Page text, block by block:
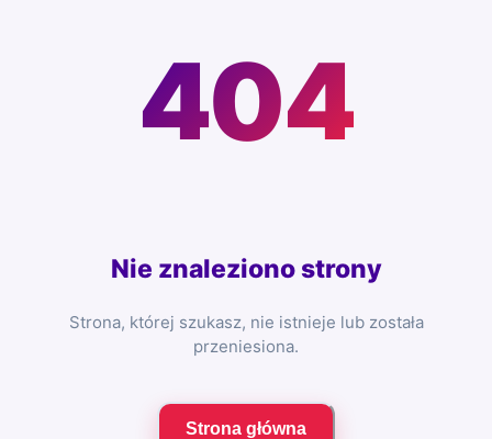
404
Nie znaleziono strony
Strona, której szukasz, nie istnieje lub została
przeniesiona.
Strona główna